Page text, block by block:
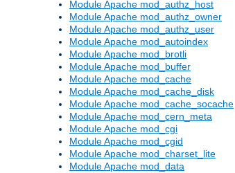
Module Apache mod_authz_host
Module Apache mod_authz_owner
Module Apache mod_authz_user
Module Apache mod_autoindex
Module Apache mod_brotli
Module Apache mod_buffer
Module Apache mod_cache
Module Apache mod_cache_disk
Module Apache mod_cache_socache
Module Apache mod_cern_meta
Module Apache mod_cgi
Module Apache mod_cgid
Module Apache mod_charset_lite
Module Apache mod_data